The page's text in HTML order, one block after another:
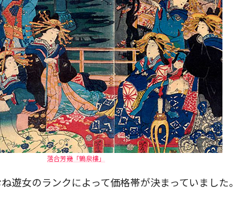
落合芳幾「鶴泉樓」
遊女のランクによって価格帯が決まっていました。